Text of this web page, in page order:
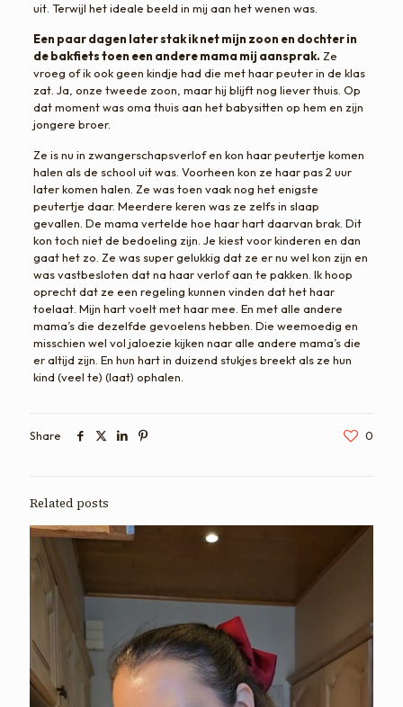
uit. Terwijl het ideale beeld in mij aan het wenen was.
Een paar dagen later stak ik net mijn zoon en dochter in
de bakfiets toen een andere mama mij aansprak. Ze
vroeg of ik ook geen kindje had die met haar peuter in de klas
zat. Ja, onze tweede zoon, maar hij blijft nog liever thuis. Op
dat moment was oma thuis aan het babysitten op hem en zijn
jongere broer.
Ze is nu in zwangerschapsverlof en kon haar peutertje komen
halen als de school uit was. Voorheen kon ze haar pas 2 uur
later komen halen. Ze was toen vaak nog het enigste
peutertje daar. Meerdere keren was ze zelfs in slaap
gevallen. De mama vertelde hoe haar hart daarvan brak. Dit
kon toch niet de bedoeling zijn. Je kiest voor kinderen en dan
gaat het zo. Ze was super gelukkig dat ze er nu wel kon zijn en
was vastbesloten dat na haar verlof aan te pakken. Ik hoop
oprecht dat ze een regeling kunnen vinden dat het haar
toelaat. Mijn hart voelt met haar mee. En met alle andere
mama’s die dezelfde gevoelens hebben. Die weemoedig en
misschien wel vol jaloezie kijken naar alle andere mama’s die
er altijd zijn. En hun hart in duizend stukjes breekt als ze hun
kind (veel te) (laat) ophalen.
Share 0
Related posts